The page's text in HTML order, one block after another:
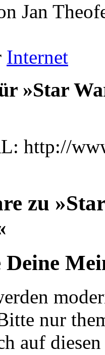
Jan
Internet
»Star
http://
zu
Deine
nur
auf